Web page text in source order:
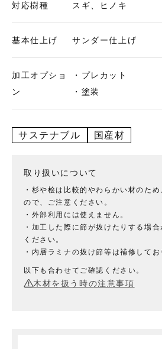
対応樹種 スギ、ヒノキ
基本仕上げ サンダー仕上げ
加工オプショ
ン
・プレカット
・塗装
サステナブル 国産材
取り扱いについて
・杉や桧は比較的やわらかい材のた
ので、ご注意ください。
・外部利用には使えません。
・加工した際に節が抜けたりする場
ください。
・内層ラミナの抜け節等は補修してお
以下も合わせてご確認ください。
木材を扱う時の注意事項